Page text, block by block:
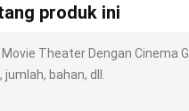
produk ini
Theater Dengan Cinema
bahan, dll.